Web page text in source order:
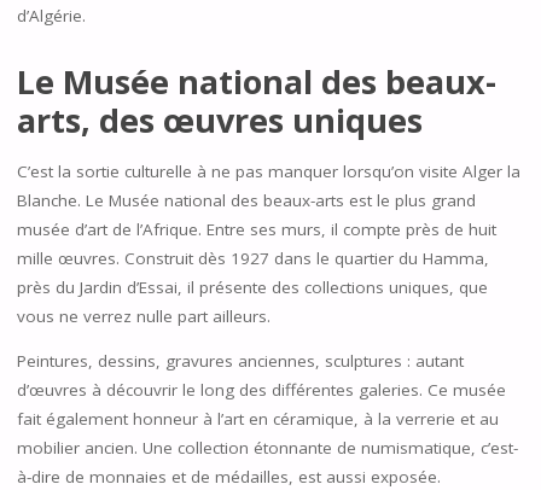
d’Algérie.
Le Musée national des beaux-
arts, des œuvres uniques
C’est la sortie culturelle à ne pas manquer lorsqu’on visite Alger la
Blanche. Le Musée national des beaux-arts est le plus grand
musée d’art de l’Afrique. Entre ses murs, il compte près de huit
mille œuvres. Construit dès 1927 dans le quartier du Hamma,
près du Jardin d’Essai, il présente des collections uniques, que
vous ne verrez nulle part ailleurs.
Peintures, dessins, gravures anciennes, sculptures : autant
d’œuvres à découvrir le long des différentes galeries. Ce musée
fait également honneur à l’art en céramique, à la verrerie et au
mobilier ancien. Une collection étonnante de numismatique, c’est-
à-dire de monnaies et de médailles, est aussi exposée.